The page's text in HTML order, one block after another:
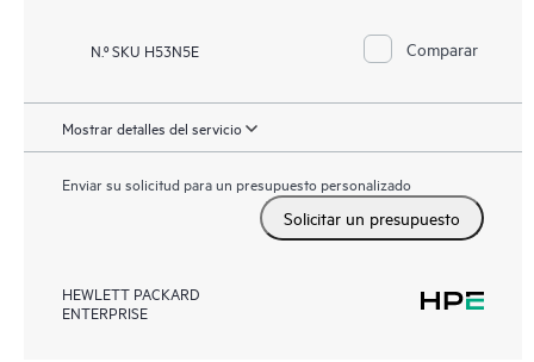
N.º SKU H53N5E Comparar
Mostrar detalles del servicio
Enviar su solicitud para un presupuesto personalizado
Solicitar un presupuesto
HEWLETT PACKARD
ENTERPRISE